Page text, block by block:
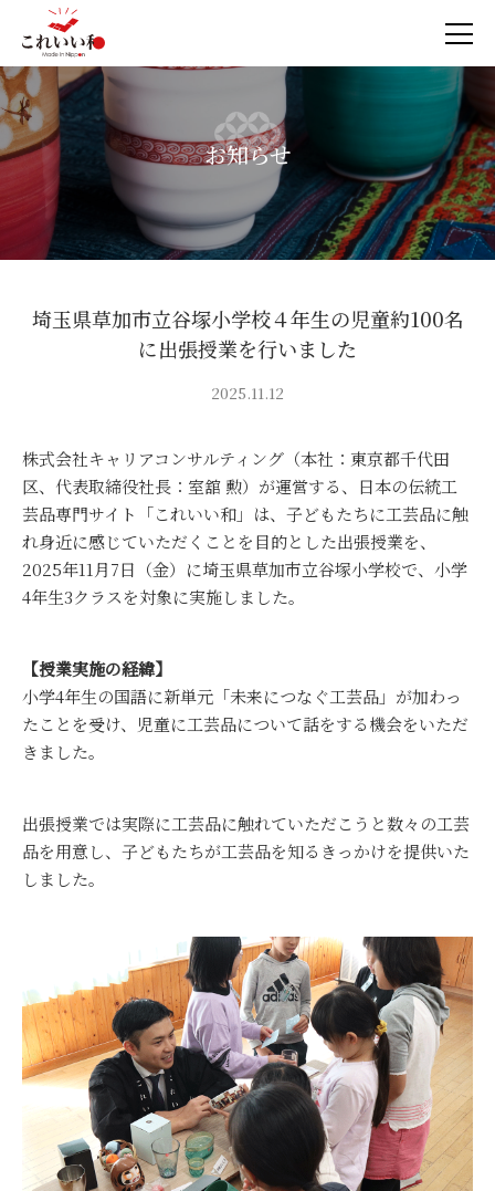
お知らせ
埼玉県草加市立谷塚小学校４年生の児童約100名
に出張授業を行いました
2025.11.12
株式会社キャリアコンサルティング（本社：東京都千代田
区、代表取締役社長：室舘 勲）が運営する、日本の伝統工
芸品専門サイト「これいい和」は、子どもたちに工芸品に触
れ身近に感じていただくことを目的とした出張授業を、
2025年11月7日（金）に埼玉県草加市立谷塚小学校で、小学
4年生3クラスを対象に実施しました。
【授業実施の経緯】
小学4年生の国語に新単元「未来につなぐ工芸品」が加わっ
たことを受け、児童に工芸品について話をする機会をいただ
きました。
出張授業では実際に工芸品に触れていただこうと数々の工芸
品を用意し、子どもたちが工芸品を知るきっかけを提供いた
しました。